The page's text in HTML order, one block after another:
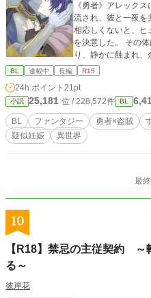
《勇者》アレック
流され、彼と一夜を
相応しくないと、ヒ
を決意した。 その体は魔族の地で浴び続けた《魔瘴》によ
り、静かに蝕まれ、余命
を失った世界も均衡
ありながら歪んでいく。 これは十年の想いを秘めた
と、病を抱えた《盗
BL 連載中 長編 R15
24h.ポイント 21pt
小説 25,181 位 / 228,572件 BL
BL ファンタジー 勇者×盗賊
疑似妊娠
異世界
最
10
【R18】禁忌の主従契約 ～
る～
彼岸花